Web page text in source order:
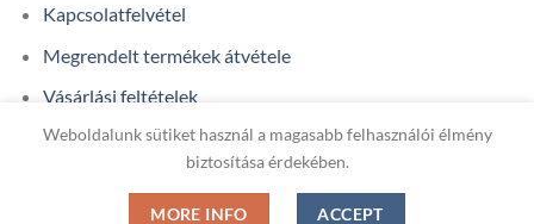
Kapcsolatfelvétel
Megrendelt termékek átvétele
Vásárlási feltételek
Ügyfél adatok
Weboldalunk sütiket használ a magasabb felhasználói élmény
biztosítása érdekében.
MORE INFO ACCEPT